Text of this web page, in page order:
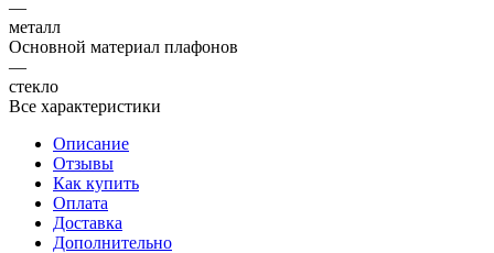
—
металл
Основной материал плафонов
—
стекло
Все характеристики
Описание
Отзывы
Как купить
Оплата
Доставка
Дополнительно